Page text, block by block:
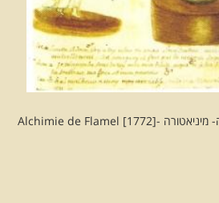
אלגוריה של בריאת- האלכימיה- מיניאטורה -Alchimie de Flamel [1772]